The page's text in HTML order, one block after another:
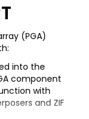
(PGA)
into the
component
with
and ZIF